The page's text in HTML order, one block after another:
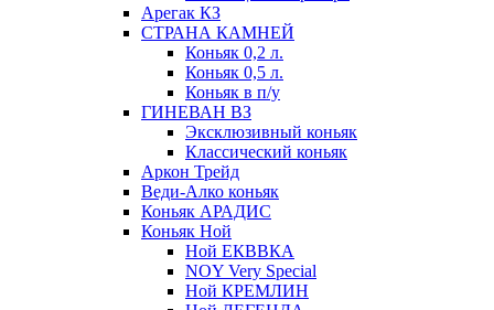
Арегак КЗ
СТРАНА КАМНЕЙ
Коньяк 0,2 л.
Коньяк 0,5 л.
Коньяк в п/у
ГИНЕВАН ВЗ
Эксклюзивный коньяк
Классический коньяк
Аркон Трейд
Веди-Алко коньяк
Коньяк АРАДИС
Коньяк Ной
Ной ЕКВВКА
NOY Very Special
Ной КРЕМЛИН